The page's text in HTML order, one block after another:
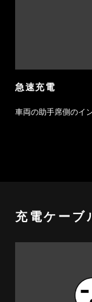
急速充電​
車両の助手席側のイ
充電ケーブ